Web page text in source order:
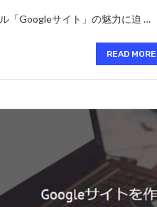
「Googleサイト」の魅力に迫 …
READ MORE